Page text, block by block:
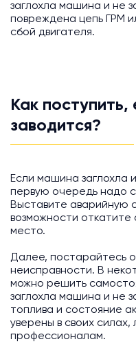
заглохла машина и не
повреждена цепь ГРМ
сбой двигателя.
Как поступить,
заводится?
Если машина заглохла
первую очередь надо
Выставите аварийную
возможности откатите
место.
Далее, постарайтесь
неисправности. В
можно решить
заглохла машина и не
топлива и состояние
уверены в своих
профессионалам.